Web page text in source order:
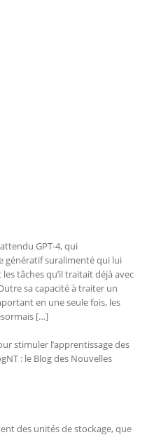
GPT-4, qui
génératif suralimenté qui lui
tâches qu’il traitait déjà avec
sa capacité à traiter un
en une seule fois, les
[…]
stimuler l’apprentissage des
: le Blog des Nouvelles
des unités de stockage, que